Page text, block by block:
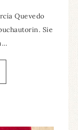
Quevedo
Sie